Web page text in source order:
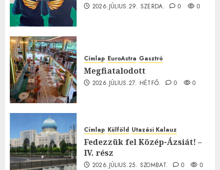
2026.JÚLIUS.29. SZERDA. 0 0
Címlap EuroAstra Gasztró
Megfiatalodott
2026.JÚLIUS.27. HÉTFŐ. 0 0
Címlap Külföld Utazási Kalauz
Fedezzük fel Közép-Ázsiát! –
IV. rész
2026.JÚLIUS.25. SZOMBAT. 0 0